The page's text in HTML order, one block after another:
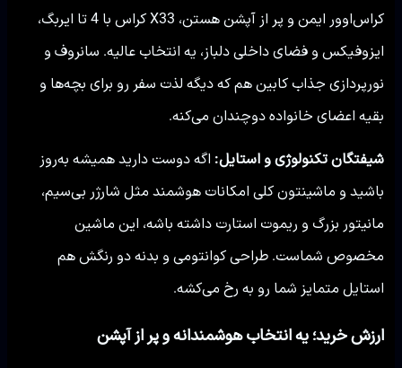
کراس‌اوور ایمن و پر از آپشن هستن، X33 کراس با 4 تا ایربگ،
ایزوفیکس و فضای داخلی دلباز، یه انتخاب عالیه. سانروف و
نورپردازی جذاب کابین هم که دیگه لذت سفر رو برای بچه‌ها و
بقیه اعضای خانواده دوچندان می‌کنه.
شیفتگان تکنولوژی و استایل:اگه دوست دارید همیشه به‌روز
باشید و ماشینتون کلی امکانات هوشمند مثل شارژر بی‌سیم،
مانیتور بزرگ و ریموت استارت داشته باشه، این ماشین
مخصوص شماست. طراحی کوانتومی و بدنه دو رنگش هم
استایل متمایز شما رو به رخ می‌کشه.
ارزش خرید؛ یه انتخاب هوشمندانه و پر از آپشن